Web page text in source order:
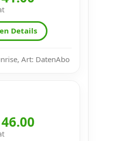
Details
Art: DatenAbo